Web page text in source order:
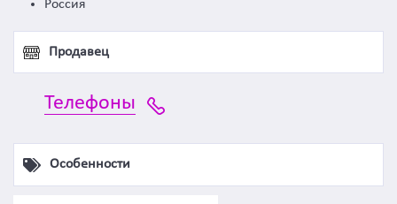
Россия
Продавец
Телефоны
Особенности